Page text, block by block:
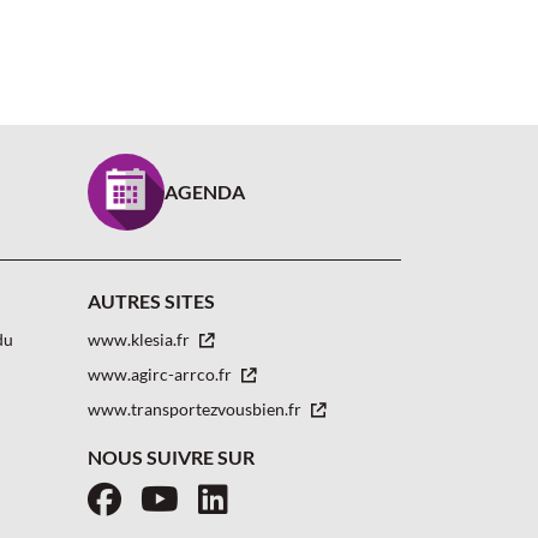
AGENDA
AUTRES SITES
www.klesia.fr
www.agirc-arrco.fr
www.transportezvousbien.fr
NOUS SUIVRE SUR
Facebook YouTube